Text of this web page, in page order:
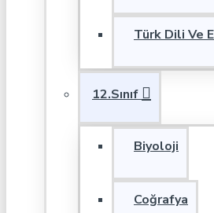
Türk Dili Ve
12.Sınıf
Biyoloji
Coğrafya